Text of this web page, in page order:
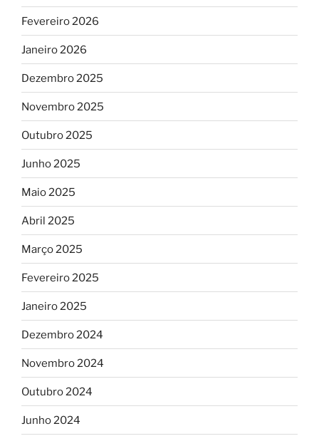
Fevereiro 2026
Janeiro 2026
Dezembro 2025
Novembro 2025
Outubro 2025
Junho 2025
Maio 2025
Abril 2025
Março 2025
Fevereiro 2025
Janeiro 2025
Dezembro 2024
Novembro 2024
Outubro 2024
Junho 2024